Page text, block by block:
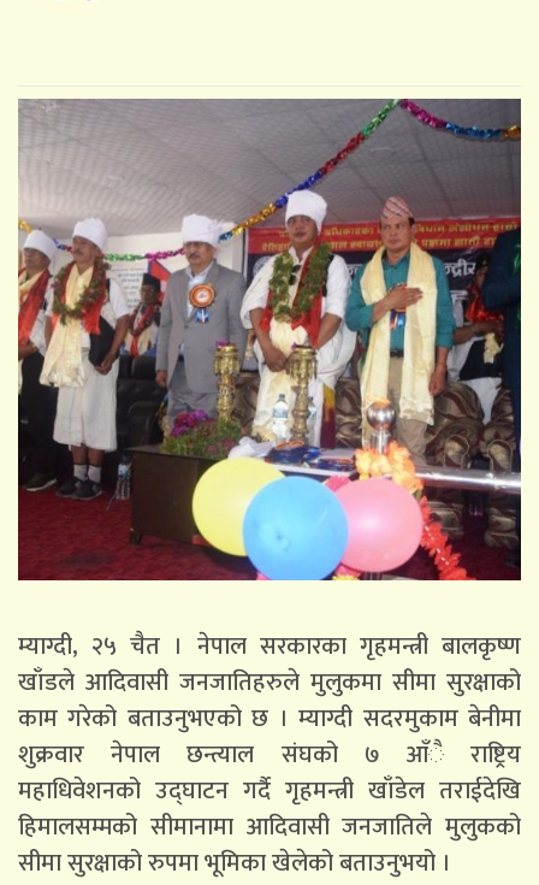
म्याग्दी, २५ चैत । नेपाल सरकारका गृहमन्त्री बालकृष्ण
खाँडले आदिवासी जनजातिहरुले मुलुकमा सीमा सुरक्षाको
काम गरेको बताउनुभएको छ । म्याग्दी सदरमुकाम बेनीमा
शुक्रवार नेपाल छन्त्याल संघको ७ आँै राष्ट्रिय
महाधिवेशनको उद्घाटन गर्दै गृहमन्त्री खाँडेल तराईदेखि
हिमालसम्मको सीमानामा आदिवासी जनजातिले मुलुकको
सीमा सुरक्षाको रुपमा भूमिका खेलेको बताउनुभयो ।